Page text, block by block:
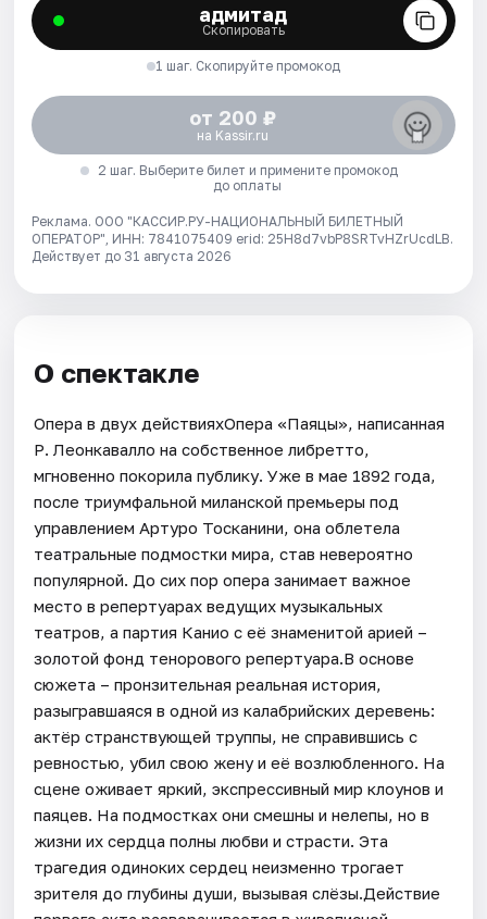
адмитад
Скопировать
1 шаг. Скопируйте промокод
от 200 ₽
на Kassir.ru
2 шаг. Выберите билет и примените промокод
до оплаты
Реклама. ООО "КАССИР.РУ-НАЦИОНАЛЬНЫЙ БИЛЕТНЫЙ
ОПЕРАТОР", ИНН: 7841075409 erid: 25H8d7vbP8SRTvHZrUcdLB.
Действует до 31 августа 2026
О спектакле
Опера в двух действияхОпера «Паяцы», написанная
Р. Леонкавалло на собственное либретто,
мгновенно покорила публику. Уже в мае 1892 года,
после триумфальной миланской премьеры под
управлением Артуро Тосканини, она облетела
театральные подмостки мира, став невероятно
популярной. До сих пор опера занимает важное
место в репертуарах ведущих музыкальных
театров, а партия Канио с её знаменитой арией –
золотой фонд тенорового репертуара.В основе
сюжета – пронзительная реальная история,
разыгравшаяся в одной из калабрийских деревень:
актёр странствующей труппы, не справившись с
ревностью, убил свою жену и её возлюбленного. На
сцене оживает яркий, экспрессивный мир клоунов и
паяцев. На подмостках они смешны и нелепы, но в
жизни их сердца полны любви и страсти. Эта
трагедия одиноких сердец неизменно трогает
зрителя до глубины души, вызывая слёзы.Действие